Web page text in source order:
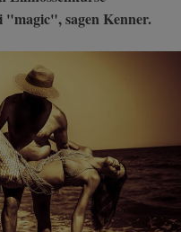
"magic", sagen Kenner.